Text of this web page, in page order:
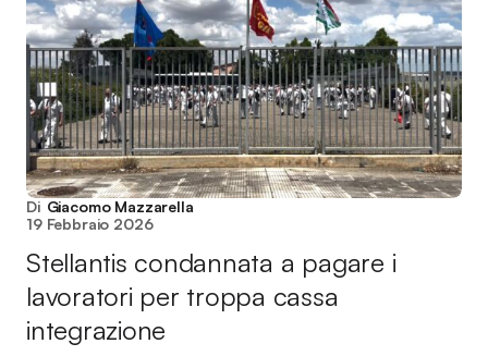
Di Giacomo Mazzarella
19 Febbraio 2026
Stellantis condannata a pagare i
lavoratori per troppa cassa
integrazione